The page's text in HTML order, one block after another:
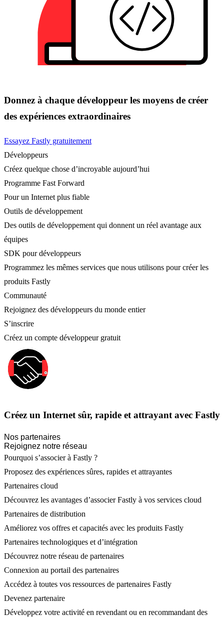
Donnez à chaque développeur les moyens de créer
des expériences extraordinaires
Essayez Fastly gratuitement
Développeurs
Créez quelque chose d’incroyable aujourd’hui
Programme Fast Forward
Pour un Internet plus fiable
Outils de développement
Des outils de développement qui donnent un réel avantage aux
équipes
SDK pour développeurs
Programmez les mêmes services que nous utilisons pour créer les
produits Fastly
Communauté
Rejoignez des développeurs du monde entier
S’inscrire
Créez un compte développeur gratuit
Créez un Internet sûr, rapide et attrayant avec Fastly
Nos partenaires
Rejoignez notre réseau
Pourquoi s’associer à Fastly ?
Proposez des expériences sûres, rapides et attrayantes
Partenaires cloud
Découvrez les avantages d’associer Fastly à vos services cloud
Partenaires de distribution
Améliorez vos offres et capacités avec les produits Fastly
Partenaires technologiques et d’intégration
Découvrez notre réseau de partenaires
Connexion au portail des partenaires
Accédez à toutes vos ressources de partenaires Fastly
Devenez partenaire
Développez votre activité en revendant ou en recommandant des